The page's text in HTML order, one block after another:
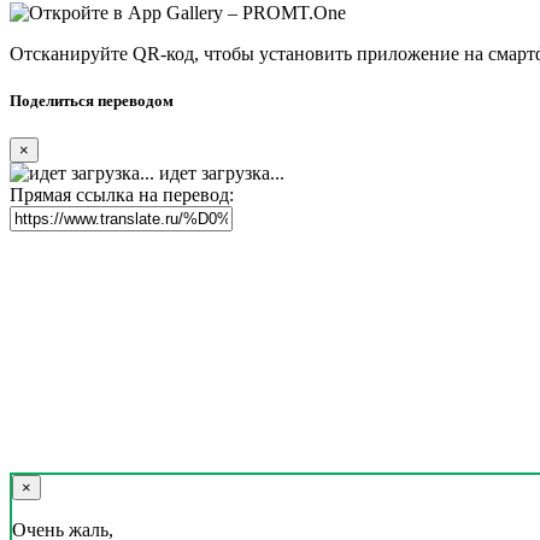
Отсканируйте QR-код, чтобы установить приложение на
Поделиться переводом
×
идет загрузка...
Прямая ссылка на перевод:
×
Очень жаль,